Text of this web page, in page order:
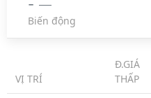
-
Biến động
VỊ TRÍ
Đ.GIÁ
THẤP